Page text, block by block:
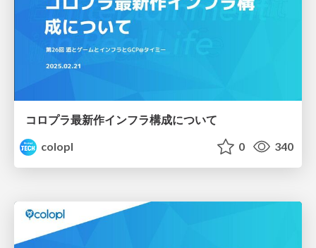
コロプラ最新作インフラ構成について
colopl
0 340